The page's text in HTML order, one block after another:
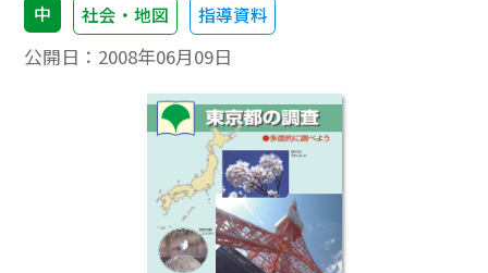
中 社会・地図 指導資料
公開日： 2008年06月09日